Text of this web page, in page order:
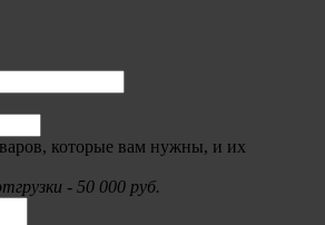
которые вам нужны, и их
- 50 000 руб.